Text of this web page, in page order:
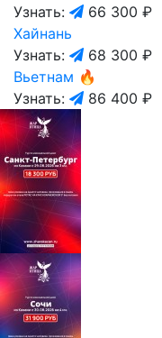
Узнать:
66 300 ₽
Хайнань
Узнать:
68 300 ₽
Вьетнам 🔥
Узнать:
86 400 ₽